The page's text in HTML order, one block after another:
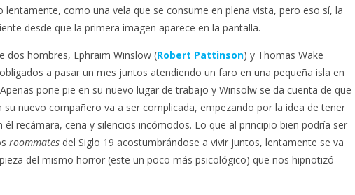
lentamente, como una vela que se consume en plena vista, pero eso sí, la
desde que la primera imagen aparece en la pantalla.
dos hombres, Ephraim Winslow (Robert Pattinson) y Thomas Wake
a pasar un mes juntos atendiendo un faro en una pequeña isla en
pone pie en su nuevo lugar de trabajo y Winsolw se da cuenta de que
su nuevo compañero va a ser complicada, empezando por la idea de tener
él recámara, cena y silencios incómodos. Lo que al principio bien podría ser
roommates del Siglo 19 acostumbrándose a vivir juntos, lentamente se va
del mismo horror (este un poco más psicológico) que nos hipnotizó